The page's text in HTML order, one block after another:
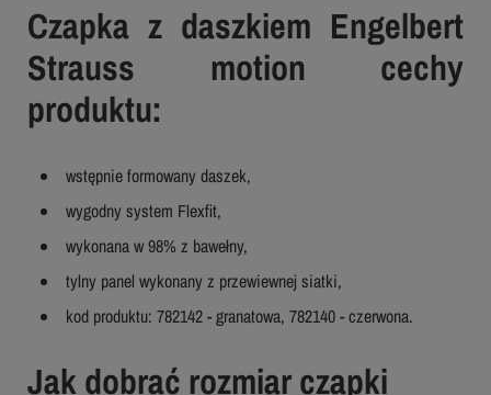
Czapka z daszkiem Engelbert
Strauss motion cechy
produktu:
wstępnie formowany daszek,
wygodny system Flexfit,
wykonana w 98% z bawełny,
tylny panel wykonany z przewiewnej siatki,
kod produktu: 782142 - granatowa, 782140 - czerwona.
Jak dobrać rozmiar czapki